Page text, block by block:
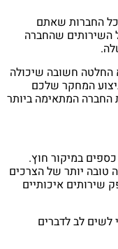
החברות שאתם
השירותים שהחברה
החלטה חשובה שיכולה
המחקר שלכם
החברה המתאימה ביותר
כספים במיקור חוץ.
טובה יותר של הצרכים
שירותים איכותיים
לשים לב לדברים